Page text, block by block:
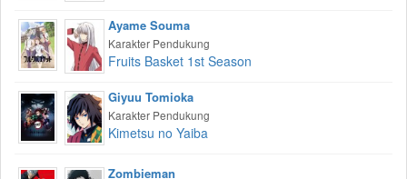
Ayame Souma
Karakter Pendukung
Fruits Basket 1st Season
Giyuu Tomioka
Karakter Pendukung
Kimetsu no Yaiba
Zombieman